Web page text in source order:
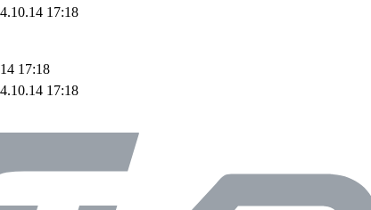
17:18
17:18
17:18